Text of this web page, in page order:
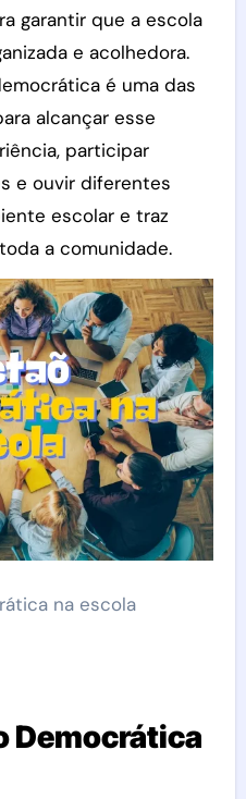
garantir que a escola
e acolhedora.
é uma das
alcançar esse
participar
e ouvir diferentes
escolar e traz
a comunidade.
na escola
Democrática